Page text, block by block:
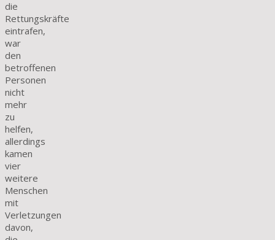
die
Rettungskräfte
eintrafen,
war
den
betroffenen
Personen
nicht
mehr
zu
helfen,
allerdings
kamen
vier
weitere
Menschen
mit
Verletzungen
davon,